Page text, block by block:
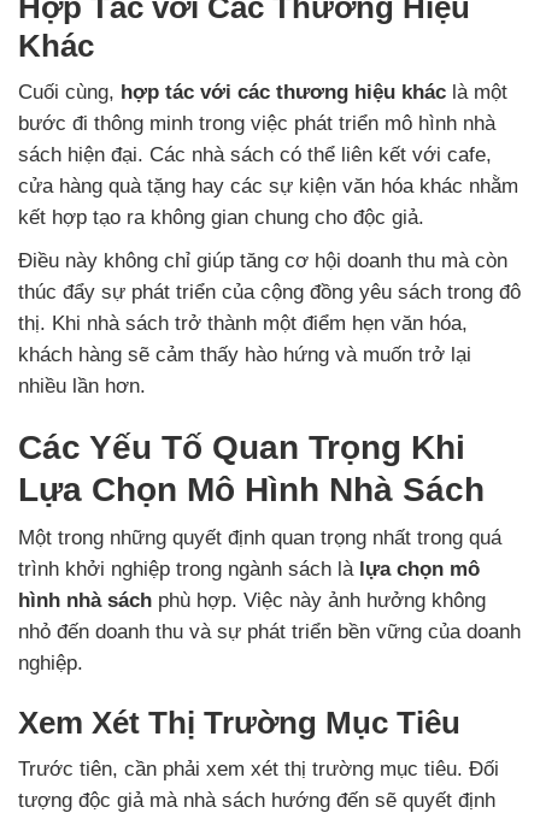
Hợp Tác với Các Thương Hiệu
Khác
Cuối cùng, hợp tác với các thương hiệu khác là một
bước đi thông minh trong việc phát triển mô hình nhà
sách hiện đại. Các nhà sách có thể liên kết với cafe,
cửa hàng quà tặng hay các sự kiện văn hóa khác nhằm
kết hợp tạo ra không gian chung cho độc giả.
Điều này không chỉ giúp tăng cơ hội doanh thu mà còn
thúc đẩy sự phát triển của cộng đồng yêu sách trong đô
thị. Khi nhà sách trở thành một điểm hẹn văn hóa,
khách hàng sẽ cảm thấy hào hứng và muốn trở lại
nhiều lần hơn.
Các Yếu Tố Quan Trọng Khi
Lựa Chọn Mô Hình Nhà Sách
Một trong những quyết định quan trọng nhất trong quá
trình khởi nghiệp trong ngành sách là lựa chọn mô
hình nhà sách phù hợp. Việc này ảnh hưởng không
nhỏ đến doanh thu và sự phát triển bền vững của doanh
nghiệp.
Xem Xét Thị Trường Mục Tiêu
Trước tiên, cần phải xem xét thị trường mục tiêu. Đối
tượng độc giả mà nhà sách hướng đến sẽ quyết định